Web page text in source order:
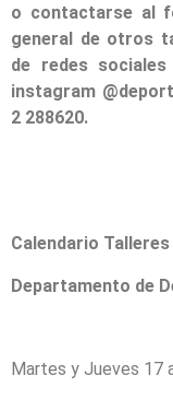
o contactarse al
general de otros
de redes
instagram
2 288620.
Calendario Talleres
Departamento de
Martes y Jueves 17